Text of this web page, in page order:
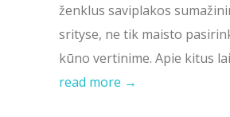
ženklus saviplakos
srityse, ne tik maisto
kūno vertinime. Apie kitus
read more →